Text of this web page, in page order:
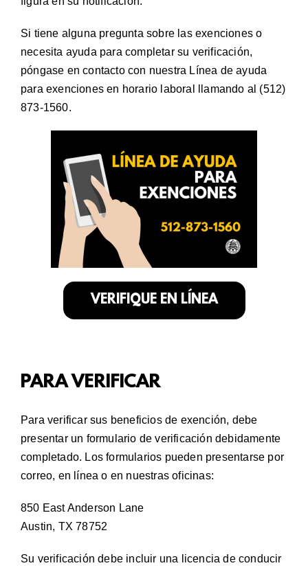
Si tiene alguna pregunta sobre las exenciones o
necesita ayuda para completar su verificación,
póngase en contacto con nuestra Línea de ayuda
para exenciones en horario laboral llamando al (512)
873-1560.
VERIFIQUE EN LÍNEA
PARA VERIFICAR
Para verificar sus beneficios de exención, debe
presentar un formulario de verificación debidamente
completado. Los formularios pueden presentarse por
correo, en línea o en nuestras oficinas:
850 East Anderson Lane
Austin, TX 78752
Su verificación debe incluir una licencia de conducir